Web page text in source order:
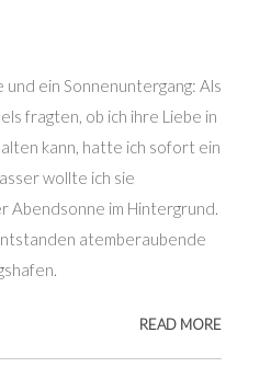
und ein Sonnenuntergang: Als
fragten, ob ich ihre Liebe in
kann, hatte ich sofort ein
wollte ich sie
Abendsonne im Hintergrund.
atemberaubende
READ MORE